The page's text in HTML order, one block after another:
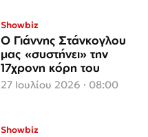
Showbiz
Ο Γιάννης Στάνκογλου
μας «συστήνει» την
17χρονη κόρη του
27 Ιουλίου 2026 · 08:00
Showbiz